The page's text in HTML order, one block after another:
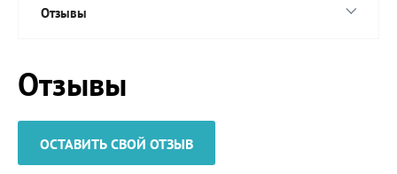
Отзывы
Отзывы
ОСТАВИТЬ СВОЙ ОТЗЫВ